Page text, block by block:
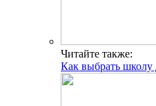
Читайте также:
Как выбрать школу